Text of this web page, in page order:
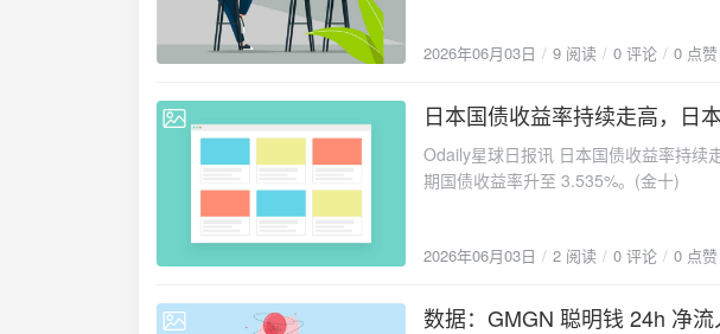
2026年06月03日 9 阅读 0 评论 0 点赞
2026-06-03
日本国债收益率持续走高，日
Odaily星球日报讯 日本国债收益率持续
期国债收益率升至 3.535%。(金十)
2026年06月03日 2 阅读 0 评论 0 点赞
2026-06-03
数据：GMGN 聪明钱 24h 净